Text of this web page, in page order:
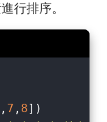
行排序。
, 7 , 8])